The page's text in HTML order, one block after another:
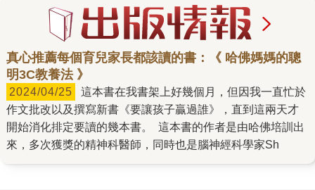
真心推薦每個育兒家長都該讀的書：《 哈佛媽媽的聰
明3C教養法 》
2024/04/25
作文批改以及撰寫新書《要讓孩子贏過誰》，直到這兩天才
開始消化排定要讀的幾本書。 這本書的作者是由哈佛培訓出
來，多次獲獎的精神科醫師，同時也是腦神經科學家Sh